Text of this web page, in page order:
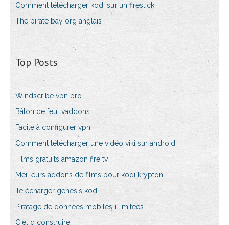
Comment télécharger kodi sur un firestick
The pirate bay org anglais
Top Posts
Windscribe vpn pro
Bâton de feu tvaddons
Facile à configurer vpn
Comment télécharger une vidéo viki sur android
Films gratuits amazon fire tv
Meilleurs addons de films pour kodi krypton
Télécharger genesis kodi
Piratage de données mobiles illimitées
Ciel q construire